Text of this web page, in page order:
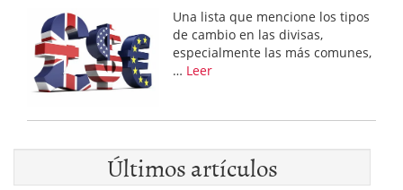
Una lista que mencione los tipos
de cambio en las divisas,
especialmente las más comunes,
… Leer
Últimos artículos